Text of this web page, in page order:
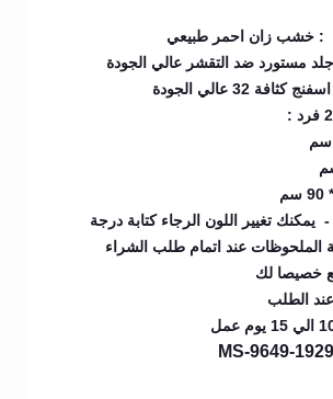
: خشب زان احمر طبيعي
مستورد ضد التقشر عالي الجودة
32 عالي الجودة
يمكنك تغيير اللون الرجاء كتابة درجة
الملحوظات عند اتمام طلب الشراء
خصيصا لك
عند الطلب
MS-9649-